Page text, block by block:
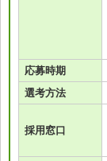
応募時期
選考方法
採用窓口